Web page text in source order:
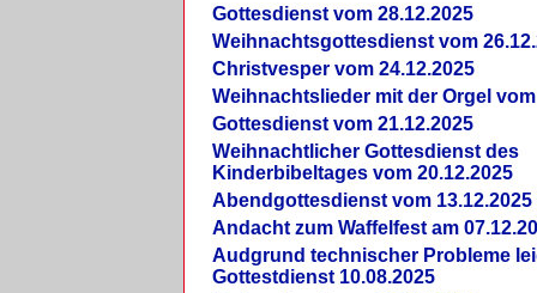
Gottesdienst vom 28.12.2025
Weihnachtsgottesdienst vom
Christvesper vom 24.12.2025
Weihnachtslieder mit der Orgel vom
Gottesdienst vom 21.12.2025
Weihnachtlicher Gottesdienst des
Kinderbibeltages vom 20.12.2025
Abendgottesdienst vom 13.12.2025
Andacht zum Waffelfest am
Audgrund technischer Probleme
Gottestdienst 10.08.2025